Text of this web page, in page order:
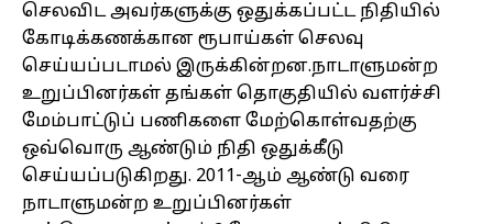
செலவிட அவர்களுக்கு ஒதுக்கப்பட்ட நிதியில்
கோடிக்கணக்கான ரூபாய்கள் செலவு
செய்யப்படாமல் இருக்கின்றன.நாடாளுமன்ற
உறுப்பினர்கள் தங்கள் தொகுதியில் வளர்ச்சி
மேம்பாட்டுப் பணிகளை மேற்கொள்வதற்கு
ஒவ்வொரு ஆண்டும் நிதி ஒதுக்கீடு
செய்யப்படுகிறது. 2011-ஆம் ஆண்டு வரை
நாடாளுமன்ற உறுப்பினர்கள்